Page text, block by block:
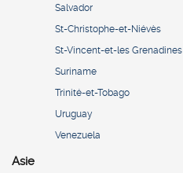
Salvador
St-Christophe-et-Niévès
St-Vincent-et-les Grenadines
Suriname
Trinité-et-Tobago
Uruguay
Venezuela
Asie